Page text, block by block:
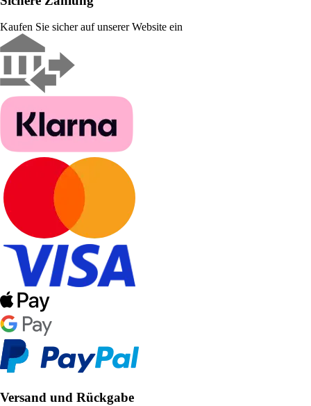
Kaufen Sie sicher auf unserer Website ein
Versand und Rückgabe